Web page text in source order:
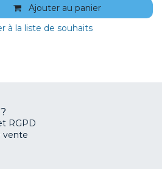
Ajouter au panier
à la liste de souhaits
RGPD
vente